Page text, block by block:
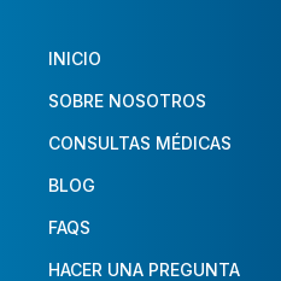
INICIO
SOBRE NOSOTROS
CONSULTAS MÉDICAS
BLOG
FAQS
HACER UNA PREGUNTA